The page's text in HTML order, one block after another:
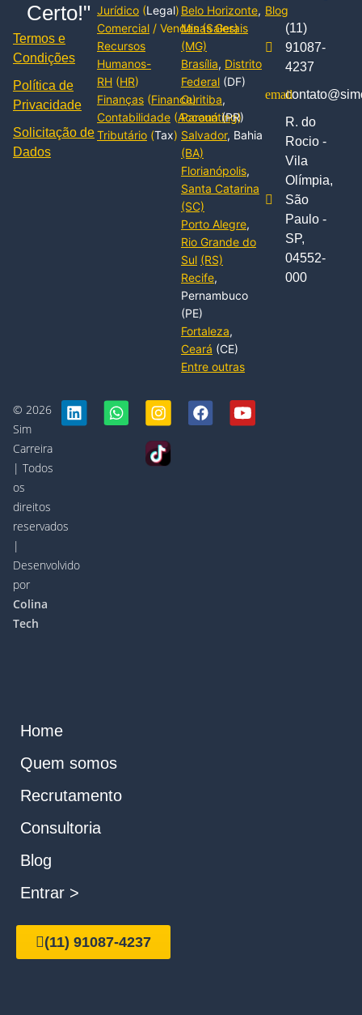
Certo!"
Termos e
Condições
Política de
Privacidade
Solicitação de
Dados
Jurídico (Legal)
Comercial / Vendas (Sales)
Recursos
Humanos-
RH (HR)
Finanças (Finance)
Contabilidade (Accounting)
Tributário (Tax)
Belo Horizonte,
Minas Gerais
(MG)
Brasília, Distrito
Federal (DF)
Curitiba,
Paraná(PR)
Salvador, Bahia
(BA)
Florianópolis,
Santa Catarina
(SC)
Porto Alegre,
Rio Grande do
Sul (RS)
Recife,
Pernambuco
(PE)
Fortaleza,
Ceará (CE)
Entre outras
Blog
(11)
91087-
4237
R. do
Rocio -
Vila
Olímpia,
São
Paulo -
SP,
04552-
000
© 2026
Sim
Carreira
| Todos
os
direitos
reservados
|
Desenvolvido
por
Colina
Tech
Home
Quem somos
Recrutamento
Consultoria
Blog
Entrar >
(11) 91087-4237